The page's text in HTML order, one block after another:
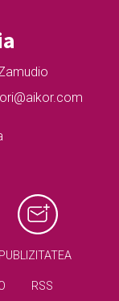
PUBLIZITATEA
RSS